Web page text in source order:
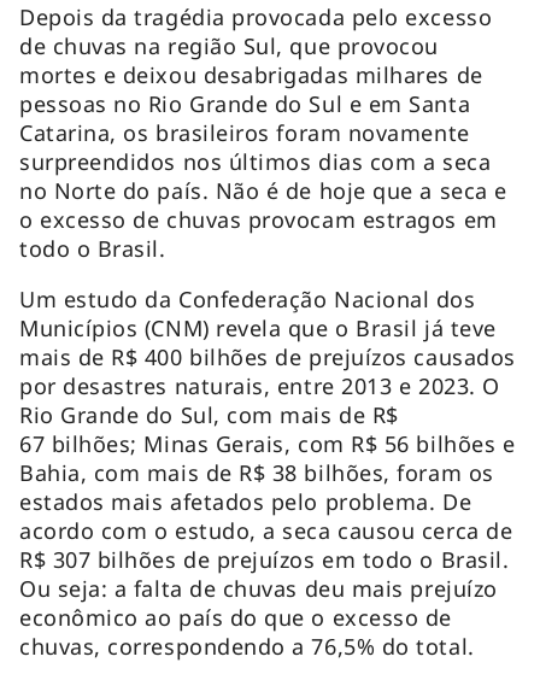
Depois da tragédia provocada pelo excesso
de chuvas na região Sul, que provocou
mortes e deixou desabrigadas milhares de
pessoas no Rio Grande do Sul e em Santa
Catarina, os brasileiros foram novamente
surpreendidos nos últimos dias com a seca
no Norte do país. Não é de hoje que a seca e
o excesso de chuvas provocam estragos em
todo o Brasil.
Um estudo da Confederação Nacional dos
Municípios (CNM) revela que o Brasil já teve
mais de R$ 400 bilhões de prejuízos causados
por desastres naturais, entre 2013 e 2023. O
Rio Grande do Sul, com mais de R$
67 bilhões; Minas Gerais, com R$ 56 bilhões e
Bahia, com mais de R$ 38 bilhões, foram os
estados mais afetados pelo problema. De
acordo com o estudo, a seca causou cerca de
R$ 307 bilhões de prejuízos em todo o Brasil.
Ou seja: a falta de chuvas deu mais prejuízo
econômico ao país do que o excesso de
chuvas, correspondendo a 76,5% do total.